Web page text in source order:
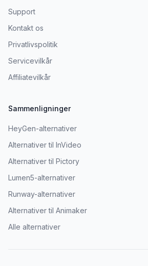
Support
Kontakt os
Privatlivspolitik
Servicevilkår
Affiliatevilkår
Sammenligninger
HeyGen-alternativer
Alternativer til InVideo
Alternativer til Pictory
Lumen5-alternativer
Runway-alternativer
Alternativer til Animaker
Alle alternativer